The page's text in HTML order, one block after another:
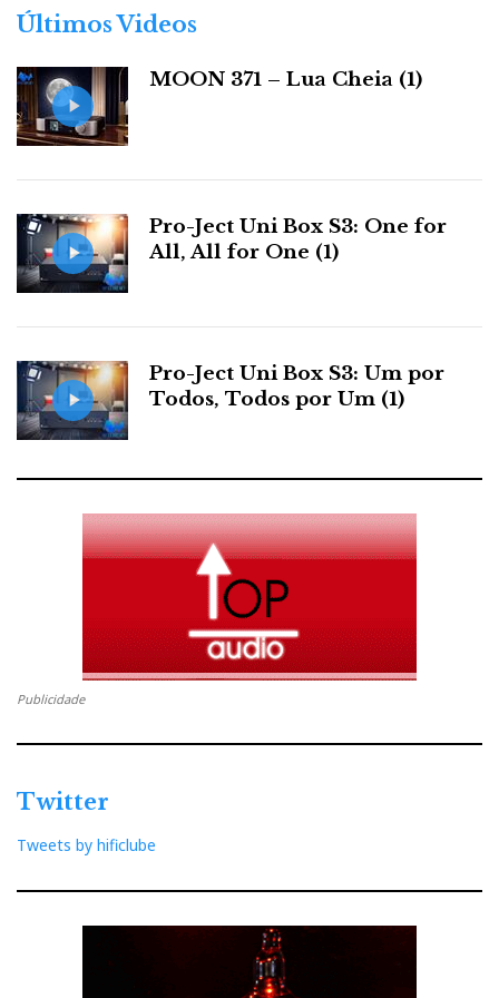
Davis Renoir
ELAC
Cem anos são muitos anos. A
centenário em Viena e levou a mobília toda, exposta
novos modelos comemorativos, mas também as
antigas glórias da marca, como quem abre o álbum de
família sem cair no sentimentalismo.
A marca anunciou ainda novos produtos, como o
r
s
Últimos Videos
MOON 371 – Lua Cheia (1)
Pro-Ject Uni Box S3: One for
All, All for One (1)
Pro-Ject Uni Box S3: Um por
Todos, Todos por Um (1)
Publicidade
Twitter
Tweets by hificlube